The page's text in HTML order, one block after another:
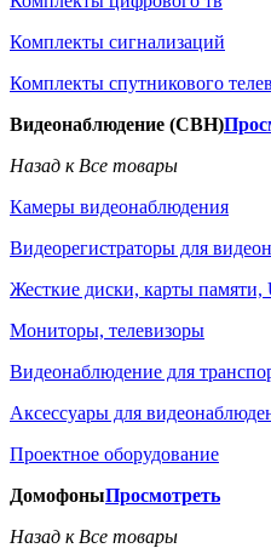
Комплекты сигнализаций
Комплекты спутникового
Видеонаблюдение (СВН)
Назад к Все товары
Камеры видеонаблюдения
Видеорегистраторы для
Жесткие диски, карты
Мониторы, телевизоры
Видеонаблюдение для
Аксессуары для
Проектное оборудование
ДомофоныПросмотреть
Назад к Все товары